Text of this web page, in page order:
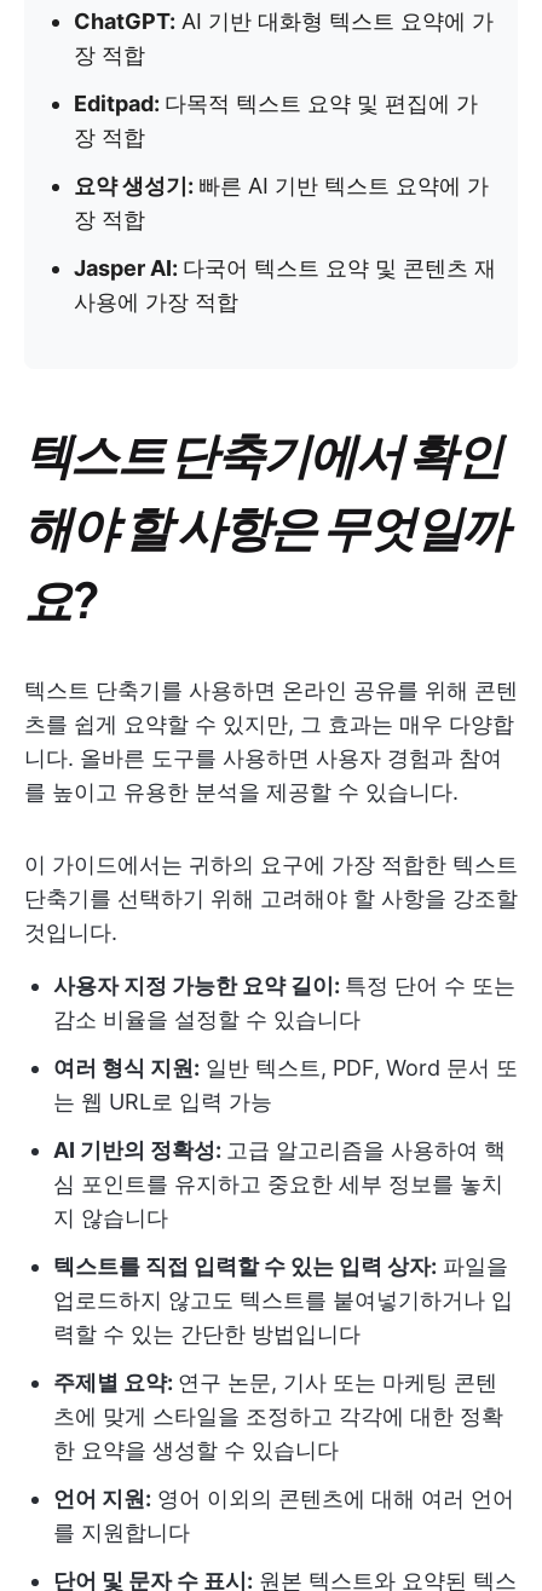
ChatGPT: AI 기반 대화형 텍스트 요약에 가
장 적합
Editpad: 다목적 텍스트 요약 및 편집에 가
장 적합
요약 생성기: 빠른 AI 기반 텍스트 요약에 가
장 적합
Jasper AI: 다국어 텍스트 요약 및 콘텐츠 재
사용에 가장 적합
텍스트 단축기에서 확인
해야 할 사항은 무엇일까
요?
텍스트 단축기를 사용하면 온라인 공유를 위해 콘텐
츠를 쉽게 요약할 수 있지만, 그 효과는 매우 다양합
니다. 올바른 도구를 사용하면 사용자 경험과 참여
를 높이고 유용한 분석을 제공할 수 있습니다.
이 가이드에서는 귀하의 요구에 가장 적합한 텍스트
단축기를 선택하기 위해 고려해야 할 사항을 강조할
것입니다.
사용자 지정 가능한 요약 길이: 특정 단어 수 또는
감소 비율을 설정할 수 있습니다
여러 형식 지원: 일반 텍스트, PDF, Word 문서 또
는 웹 URL로 입력 가능
AI 기반의 정확성: 고급 알고리즘을 사용하여 핵
심 포인트를 유지하고 중요한 세부 정보를 놓치
지 않습니다
텍스트를 직접 입력할 수 있는 입력 상자: 파일을
업로드하지 않고도 텍스트를 붙여넣기하거나 입
력할 수 있는 간단한 방법입니다
주제별 요약: 연구 논문, 기사 또는 마케팅 콘텐
츠에 맞게 스타일을 조정하고 각각에 대한 정확
한 요약을 생성할 수 있습니다
언어 지원: 영어 이외의 콘텐츠에 대해 여러 언어
를 지원합니다
단어 및 문자 수 표시: 원본 텍스트와 요약된 텍스